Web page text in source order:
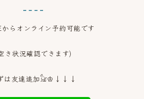
らオンライン予約可能です
き状況確認できます)
は友達追加𓃠♔↓↓↓